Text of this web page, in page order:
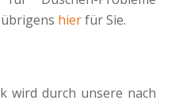
hierfür Sie.
wird durch unsere nach